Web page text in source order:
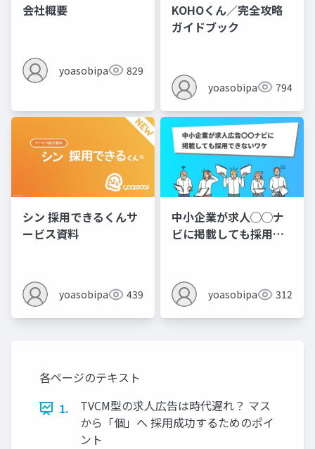
会社概要
yoasobipartner829
KOHOくん／完全攻略
ガイドブック
yoasobipartner794
シン 採用できるくんサ
ービス資料
yoasobipartner439
中小企業が求人◯◯ナ
ビに掲載しても採用で
yoasobipartner312
各ページのテキスト
1.
TVCM型の求人広告は時代遅れ？ マス
から「個」へ 採用成功するためのポイ
ント